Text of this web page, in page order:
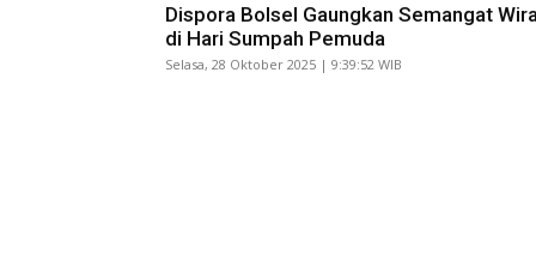
Dispora Bolsel Gaungkan Semangat
di Hari Sumpah Pemuda
Selasa, 28 Oktober 2025 | 9:39:52 WIB